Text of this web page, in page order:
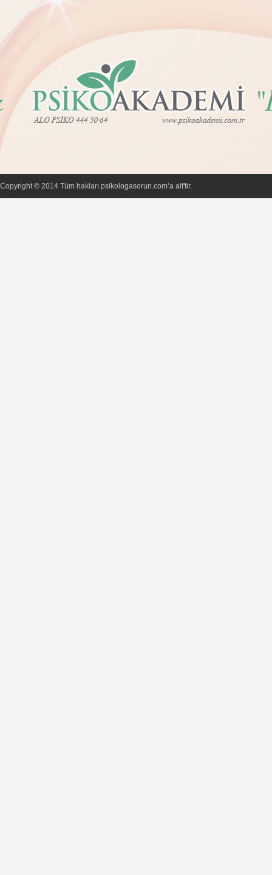
Copyright © 2014 Tüm hakları psikologasorun.com’a ait'tir.